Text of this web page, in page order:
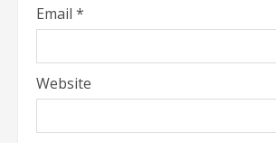
Email *
Website